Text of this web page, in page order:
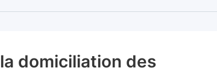
domiciliation des